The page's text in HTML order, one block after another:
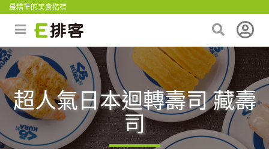
最精準的美食指標
超人氣日本迴轉壽司 藏壽
司